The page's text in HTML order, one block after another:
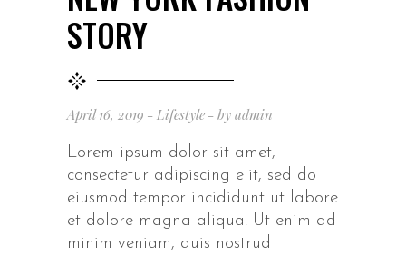
STORY
April 16, 2019 Lifestyle by admin
Lorem ipsum dolor sit amet,
consectetur adipiscing elit, sed do
eiusmod tempor incididunt ut labore
et dolore magna aliqua. Ut enim ad
minim veniam, quis nostrud